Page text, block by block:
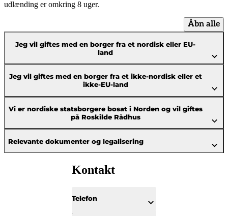
udlænding er omkring 8 uger.
Åbn alle
Jeg vil giftes med en borger fra et nordisk eller EU-
land
Jeg vil giftes med en borger fra et ikke-nordisk eller et
ikke-EU-land
Vi er nordiske statsborgere bosat i Norden og vil giftes
på Roskilde Rådhus
Relevante dokumenter og legalisering
Kontakt
Telefon